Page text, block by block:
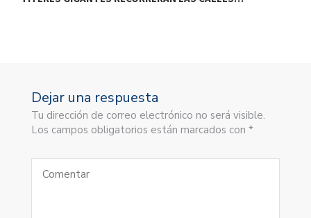
Dejar una respuesta
Tu dirección de correo electrónico no será visible.
Los campos obligatorios están marcados con *